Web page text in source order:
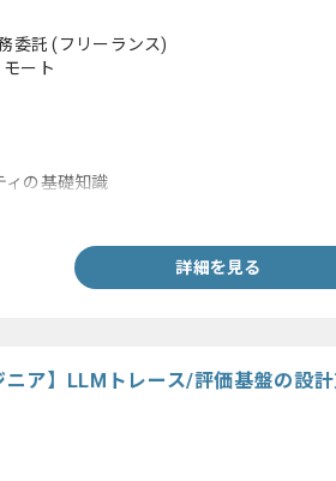
委託(フリーランス)
ート
ィの基礎知識
詳細を見る
ニア】LLMトレース/評価基盤の設